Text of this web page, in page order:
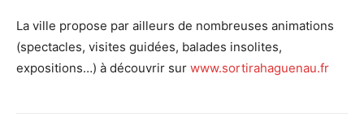
La ville propose par ailleurs de nombreuses animations
(spectacles, visites guidées, balades insolites,
expositions…) à découvrir sur www.sortirahaguenau.fr